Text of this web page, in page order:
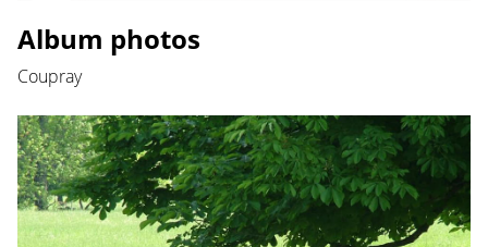
Album photos
Coupray